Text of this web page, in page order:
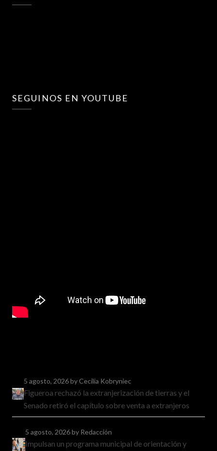
SEGUINOS EN YOUTUBE
5 agosto, 2026by Cecilia Kobryniec
Figueroa rechazó la extranjerización de tierras y el
Senado retiró el capítulo sobre venta a extranjeros
5 agosto, 2026by Redacción
Impulsan un programa municipal de orientación y